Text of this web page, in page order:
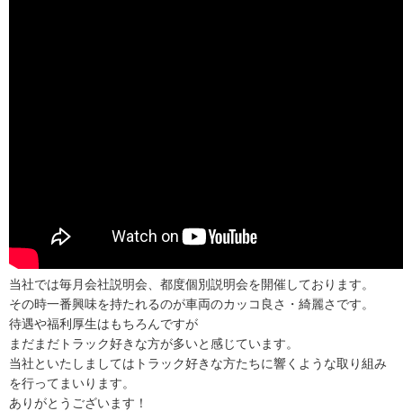
当社では毎月会社説明会、都度個別説明会を開催しております。
その時一番興味を持たれるのが車両のカッコ良さ・綺麗さです。
待遇や福利厚生はもちろんですが
まだまだトラック好きな方が多いと感じています。
当社といたしましてはトラック好きな方たちに響くような取り組み
を行ってまいります。
ありがとうございます！